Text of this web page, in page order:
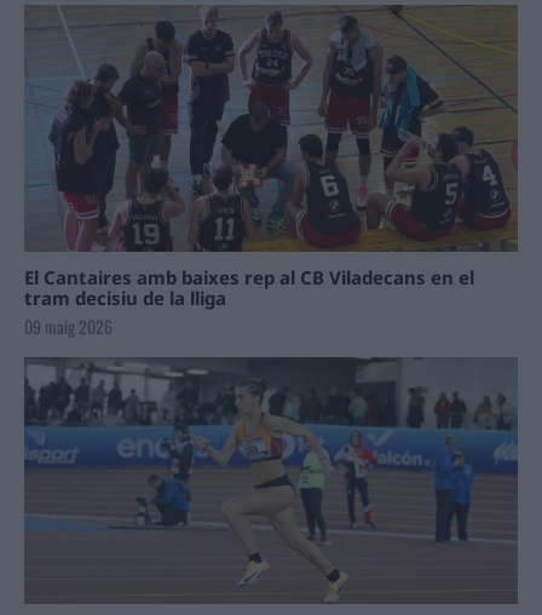
El Cantaires amb baixes rep al CB Viladecans en el
tram decisiu de la lliga
09 maig 2026